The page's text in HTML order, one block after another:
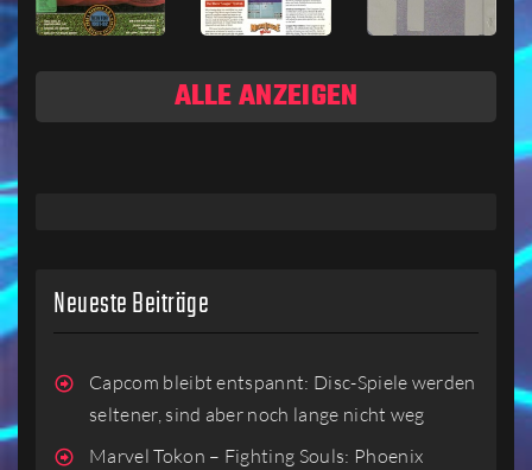
ALLE ANZEIGEN
Neueste Beiträge
Capcom bleibt entspannt: Disc-Spiele werden
seltener, sind aber noch lange nicht weg
Marvel Tokon – Fighting Souls: Phoenix